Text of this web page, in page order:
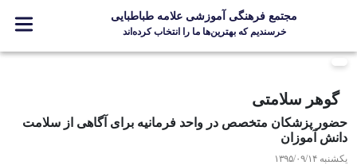
مجتمع فرهنگی آموزشی علامه طباطبایی
خرسندیم که بهترین‌ها ما را انتخاب کرده‌اند
ثبت نام
مدارس
جشنواره ها
گوهر سلامتی
حضور پزشکان متخصص در واحد فرمانیه برای آگاهی از سلامت
دانش آموزان
یکشنبه ۱۳۹۵/۰۹/۱۴